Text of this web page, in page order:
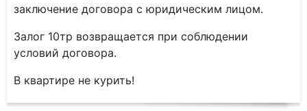
заключение договора с юридическим лицом.
Залог 10тр возвращается при соблюдении
условий договора.
В квартире не курить!